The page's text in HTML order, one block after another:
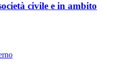
civile e in ambito